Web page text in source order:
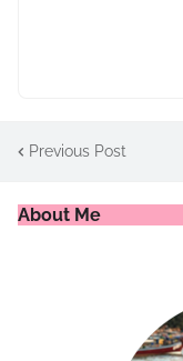
Previous Post
About Me